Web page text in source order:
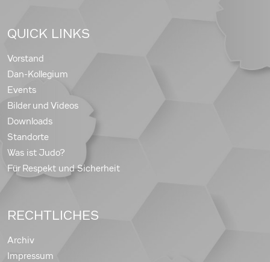
QUICK LINKS
Vorstand
Dan-Kollegium
Events
Bilder und Videos
Downloads
Standorte
Was ist Judo?
Für Respekt und Sicherheit
RECHTLICHES
Archiv
Impressum